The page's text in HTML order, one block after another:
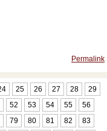
Permalink
25 26 27 28
29
52 53 54 55
56
79 80 81 82 83